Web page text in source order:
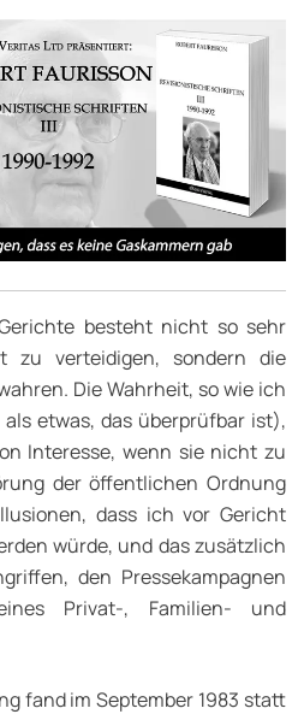
besteht nicht so sehr
zu verteidigen, sondern die
Die Wahrheit, so wie ich
etwas, das überprüfbar ist),
Interesse, wenn sie nicht zu
der öffentlichen Ordnung
dass ich vor Gericht
würde, und das zusätzlich
den Pressekampagnen
Privat-, Familien- und
fand im September 1983 statt